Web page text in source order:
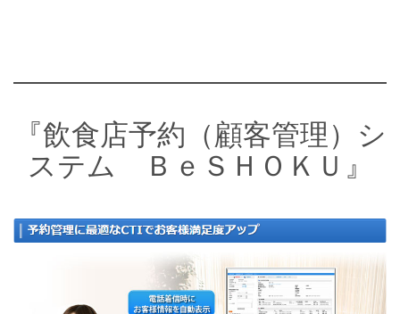
『飲食店予約（顧客管理）シ
ステム ＢｅＳＨＯＫＵ』